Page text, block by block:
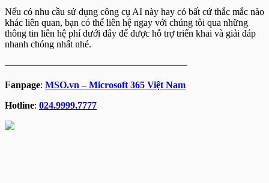
Nếu có nhu cầu sử dụng công cụ AI này hay có bất cứ thắc mắc nào
khác liên quan, bạn có thể liên hệ ngay với chúng tôi qua những
thông tin liên hệ phí dưới đây để được hỗ trợ triển khai và giải đáp
nhanh chóng nhất nhé.
———————————————————
Fanpage: MSO.vn – Microsoft 365 Việt Nam
Hotline: 024.9999.7777